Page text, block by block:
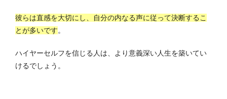
彼らは直感を大切にし、自分の内なる声に従って決断するこ
とが多いです。
ハイヤーセルフを信じる人は、より意義深い人生を築いてい
けるでしょう。